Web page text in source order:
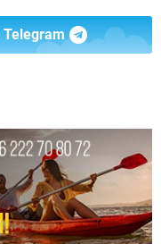
Telegram